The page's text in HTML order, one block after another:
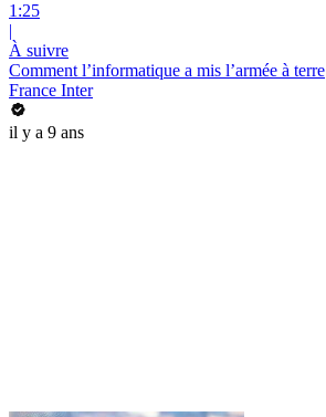
1:25
|
À suivre
Comment l’informatique a mis l’armée à terre
France Inter
il y a 9 ans